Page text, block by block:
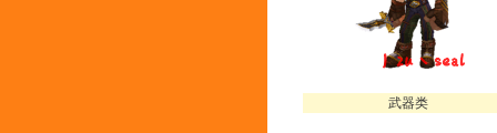
武器类